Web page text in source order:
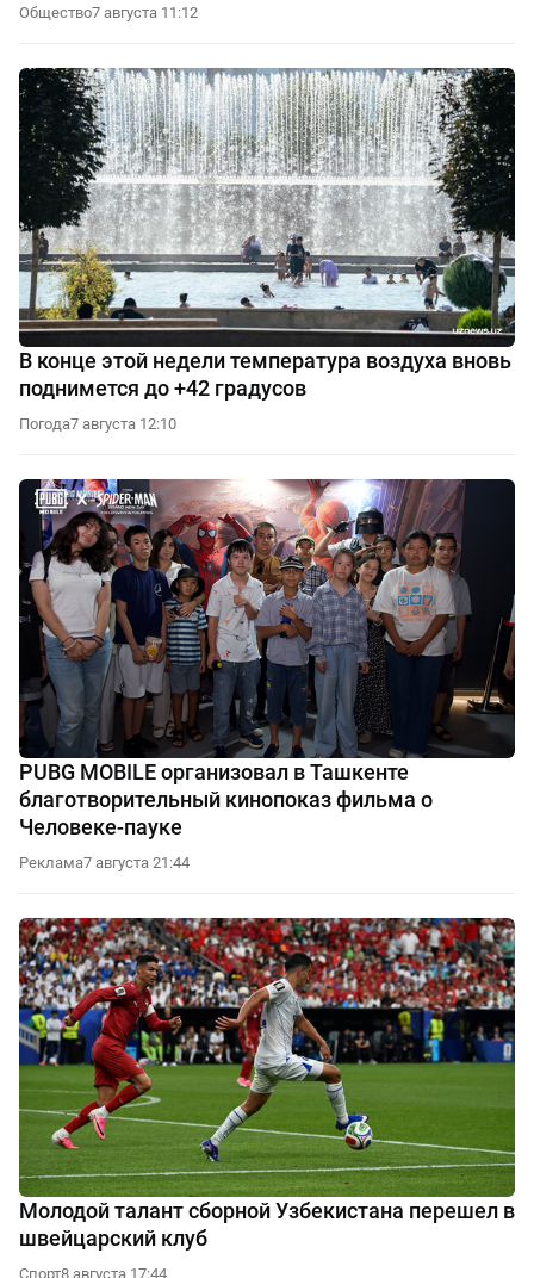
Общество7 августа 11:12
В конце этой недели температура воздуха вновь
поднимется до +42 градусов
Погода7 августа 12:10
PUBG MOBILE организовал в Ташкенте
благотворительный кинопоказ фильма о
Человеке-пауке
Реклама7 августа 21:44
Молодой талант сборной Узбекистана перешел в
швейцарский клуб
Спорт8 августа 17:44